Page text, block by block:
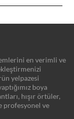
en verimli ve
yelpazesi
boya
hışır örtüler,
profesyonel ve